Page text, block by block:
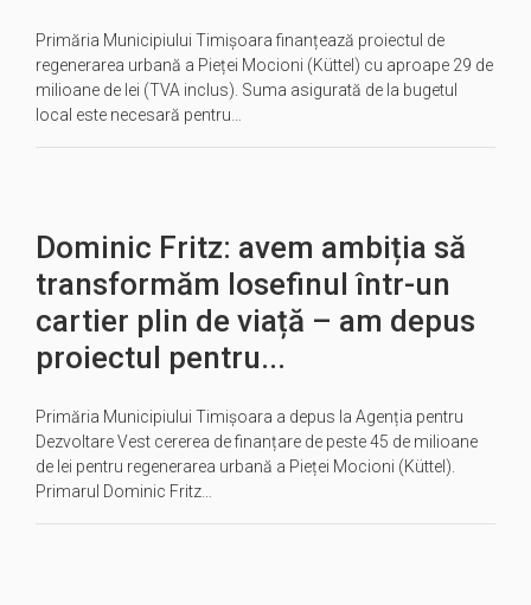
Primăria Municipiului Timișoara finanțează proiectul de
regenerarea urbană a Pieței Mocioni (Küttel) cu aproape 29 de
milioane de lei (TVA inclus). Suma asigurată de la bugetul
local este necesară pentru…
Dominic Fritz: avem ambiția să
transformăm Iosefinul într-un
cartier plin de viață – am depus
proiectul pentru...
Primăria Municipiului Timișoara a depus la Agenția pentru
Dezvoltare Vest cererea de finanțare de peste 45 de milioane
de lei pentru regenerarea urbană a Pieței Mocioni (Küttel).
Primarul Dominic Fritz…